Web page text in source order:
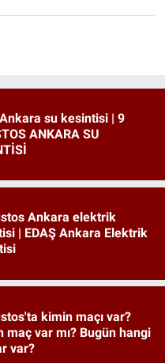
su kesintisi | 9
ANKARA SU
Ankara elektrik
| EDAŞ Ankara Elektrik
kimin maçı var?
maç var mı? Bugün hangi
var?